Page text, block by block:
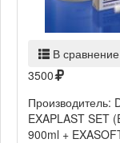
В сравнение
3500
Производитель:
EXAPLAST SET
900ml +